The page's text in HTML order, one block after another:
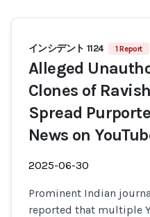
インシデント 1124 1 Report
Alleged
Clones of
Spread
News on
2025-06-30
Prominent Indian
reported that multiple